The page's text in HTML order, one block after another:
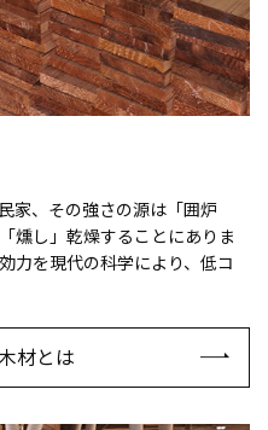
家、その強さの源は「囲炉
燻し」乾燥することにありま
力を現代の科学により、低コ
材とは